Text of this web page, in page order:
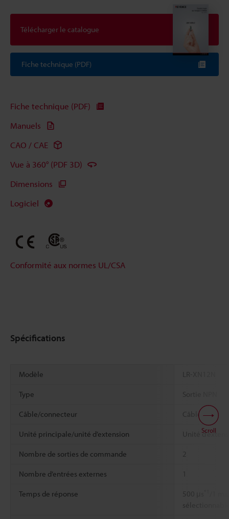
Télécharger le catalogue
Fiche technique (PDF)
Fiche technique (PDF)
Manuels
CAO / CAE
Vue à 360° (PDF 3D)
Dimensions
Logiciel
Conformité aux normes UL/CSA
Spécifications
Modèle
Type Sortie NPN
Câble/connecteur Câble
Unité principale/unité d’extension Unité
Nombre de sorties de commande 2
Nombre d’entrées externes
Temps de réponse 500 μs
Scroll